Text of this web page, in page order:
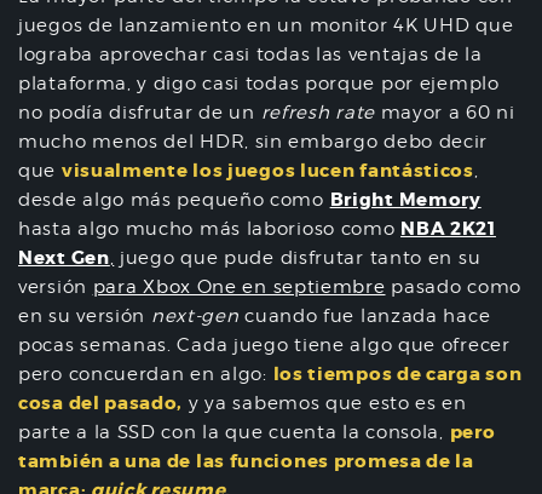
juegos de lanzamiento en un monitor 4K UHD que
lograba aprovechar casi todas las ventajas de la
plataforma, y digo casi todas porque por ejemplo
no podía disfrutar de un refresh ratemayor a 60 ni
mucho menos del HDR, sin embargo debo decir
que visualmente los juegos lucen fantásticos,
desde algo más pequeño como Bright Memory
hasta algo mucho más laborioso como NBA 2K21
Next Gen, juego que pude disfrutar tanto en su
versión para Xbox One en septiembre pasado como
en su versión next-gen cuando fue lanzada hace
pocas semanas. Cada juego tiene algo que ofrecer
pero concuerdan en algo: los tiempos de carga son
cosa del pasado, y ya sabemos que esto es en
parte a la SSD con la que cuenta la consola, pero
también a una de las funciones promesa de la